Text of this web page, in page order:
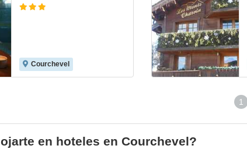
Courchevel
1
en hoteles en Courchevel?